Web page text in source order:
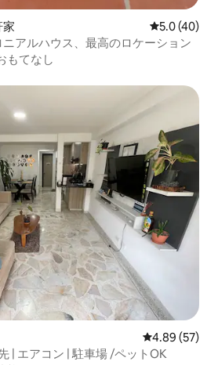
レビュー40
5.0 (40)
アルハウス、最高のロケーション
もてなし
レビュー57
4.89 (57)
| エアコン | 駐車場 /ペットOK